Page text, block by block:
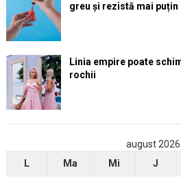
greu și rezistă mai puțin
Linia empire poate
rochii
august 2026
L
Ma Mi J